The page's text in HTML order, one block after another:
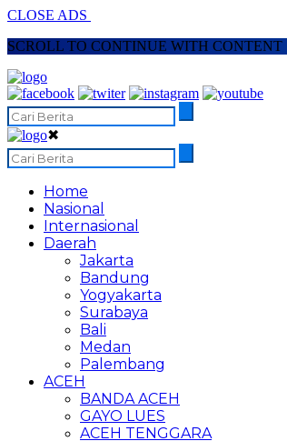
CLOSE ADS
SCROLL TO CONTINUE WITH CONTENT
✖
Home
Nasional
Internasional
Daerah
Jakarta
Bandung
Yogyakarta
Surabaya
Bali
Medan
Palembang
ACEH
BANDA ACEH
GAYO LUES
ACEH TENGGARA